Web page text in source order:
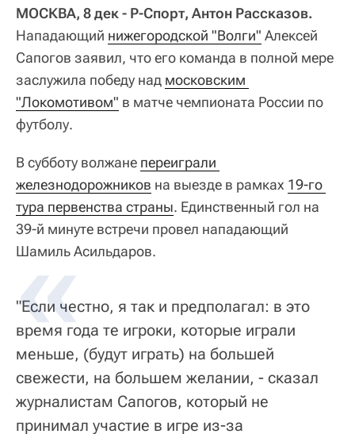
МОСКВА, 8 дек - Р-Спорт, Антон Рассказов.
Нападающий нижегородской "Волги" Алексей
Сапогов заявил, что его команда в полной мере
заслужила победу над московским
"Локомотивом" в матче чемпионата России по
футболу.
В субботу волжане переиграли
железнодорожников на выезде в рамках 19-го
тура первенства страны. Единственный гол на
39-й минуте встречи провел нападающий
Шамиль Асильдаров.
"Если честно, я так и предполагал: в это
время года те игроки, которые играли
меньше, (будут играть) на большей
свежести, на большем желании, - сказал
журналистам Сапогов, который не
принимал участие в игре из-за